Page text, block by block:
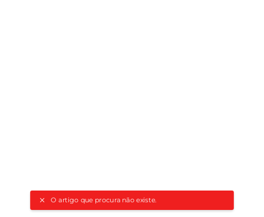
O artigo que procura não existe.